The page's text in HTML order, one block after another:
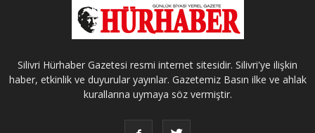
Silivri Hürhaber Gazetesi resmi internet sitesidir. Silivri'ye ilişkin
haber, etkinlik ve duyurular yayınlar. Gazetemiz Basın ilke ve ahlak
kurallarına uymaya söz vermiştir.